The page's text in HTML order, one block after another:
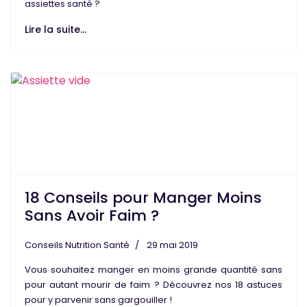
assiettes santé ?
Lire la suite...
18 Conseils pour Manger Moins
Sans Avoir Faim ?
Conseils Nutrition Santé
29 mai 2019
Vous souhaitez manger en moins grande quantité sans
pour autantmourir de faim ? Découvrez nos 18astuces
pour y parvenirsans gargouiller !